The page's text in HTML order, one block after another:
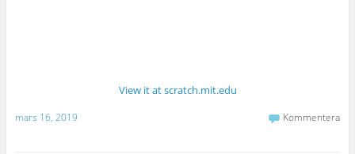
View it at scratch.mit.edu
mars 16, 2019 Kommentera